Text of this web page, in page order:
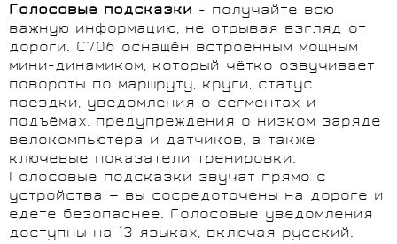
Голосовые подсказки - получайте всю
важную информацию, не отрывая взгляд от
дороги. C706 оснащён встроенным мощным
мини-динамиком, который чётко озвучивает
повороты по маршруту, круги, статус
поездки, уведомления о сегментах и
подъёмах, предупреждения о низком заряде
велокомпьютера и датчиков, а также
ключевые показатели тренировки.
Голосовые подсказки звучат прямо с
устройства — вы сосредоточены на дороге и
едете безопаснее. Голосовые уведомления
доступны на 13 языках, включая русский.